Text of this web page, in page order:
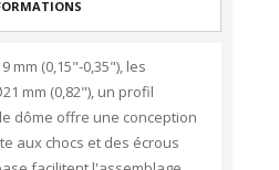
mm (0,15"-0,35"), les
mm (0,82"), un profil
dôme offre une conception
aux chocs et des écrous